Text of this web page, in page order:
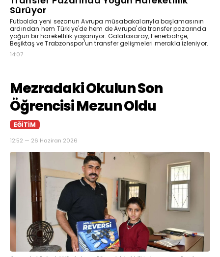
Sürüyor
Futbolda yeni sezonun Avrupa müsabakalarıyla başlamasının
ardından hem Türkiye'de hem de Avrupa'da transfer pazarında
yoğun bir hareketlilik yaşanıyor. Galatasaray, Fenerbahçe,
Beşiktaş ve Trabzonspor'un transfer gelişmeleri merakla izleniyor.
14:07